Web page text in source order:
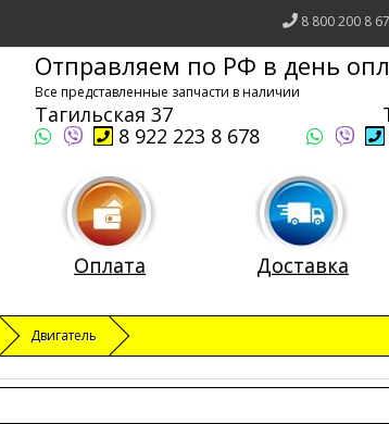
8 800 200 8
Отправляем по РФ в день
Все представленные запчасти в наличии
Тагильская 37
8 922 223 8 678
Оплата Доставка
Двигатель